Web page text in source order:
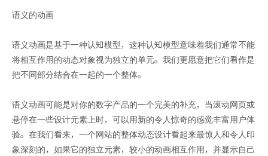
语义的动画
语义动画是基于一种认知模型，这种认知模型意味着我们通常不能
将相互作用的动态对象视为独立的单元。我们更愿意把它们看作是
把不同部分结合在一起的一个整体。
语义动画可能是对你的数字产品的一个完美的补充，当滚动网页或
悬停在一些设计元素上时，可以用新的令人惊奇的感觉丰富用户体
验。在我们看来，一个网站的整体动态设计看起来最惊人和令人印
象深刻的，如果它的独立元素，较小的动画相互作用，并显示自己